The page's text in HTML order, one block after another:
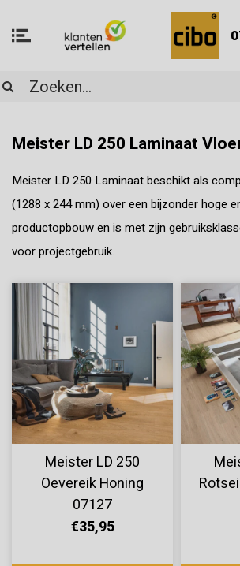
Meister LD 250 Laminaat
Meister LD 250 Laminaat beschikt als
(1288 x 244 mm) over een bijzonder hoge
productopbouw en is met zijn
voor projectgebruik.
Meister LD 250
Oevereik Honing
07127
€35,95